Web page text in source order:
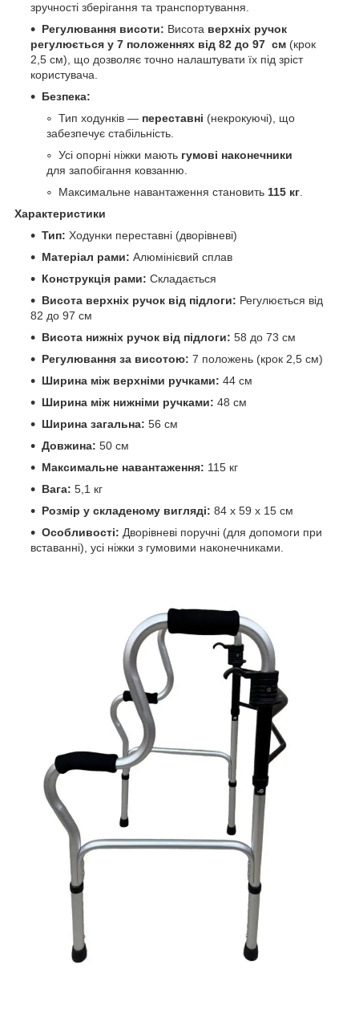
зручності зберігання та транспортування.
Регулювання висоти: Висота верхніх ручок
регулюється у 7 положеннях від 82 до 97 см (крок
2,5 см), що дозволяє точно налаштувати їх під зріст
користувача.
Безпека:
Тип ходунків — переставні (некрокуючі), що
забезпечує стабільність.
Усі опорні ніжки мають гумові наконечники
для запобігання ковзанню.
Максимальне навантаження становить 115 кг.
Характеристики
Тип: Ходунки переставні (дворівневі)
Матеріал рами: Алюмінієвий сплав
Конструкція рами: Складається
Висота верхніх ручок від підлоги: Регулюється від
82 до 97 см
Висота нижніх ручок від підлоги: 58 до 73 см
Регулювання за висотою: 7 положень (крок 2,5 см)
Ширина між верхніми ручками: 44 см
Ширина між нижніми ручками: 48 см
Ширина загальна: 56 см
Довжина: 50 см
Максимальне навантаження: 115 кг
Вага: 5,1 кг
Розмір у складеному вигляді: 84 х 59 х 15 см
Особливості: Дворівневі поручні (для допомоги при
вставанні), усі ніжки з гумовими наконечниками.